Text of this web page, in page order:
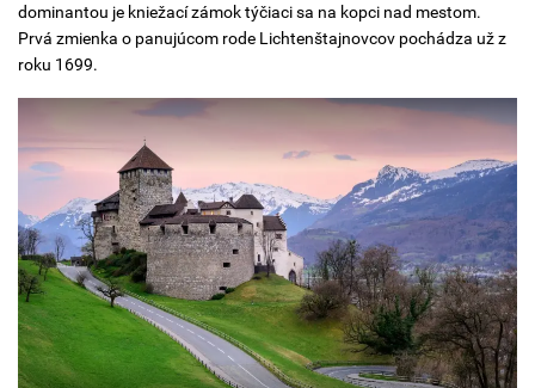
dominantou je kniežací zámok týčiaci sa na kopci nad mestom.
Prvá zmienka o panujúcom rode Lichtenštajnovcov pochádza už z
roku 1699.